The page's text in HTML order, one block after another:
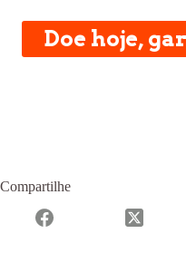
Doe hoje,
Compartilhe